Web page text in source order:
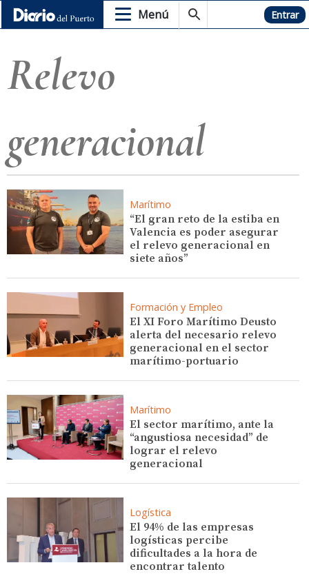
Menú Hemeroteca Entrar
Relevo
generacional
Marítimo
“El gran reto de la estiba en
Valencia es poder asegurar
el relevo generacional en
siete años”
Formación y Empleo
El XI Foro Marítimo Deusto
alerta del necesario relevo
generacional en el sector
marítimo-portuario
Marítimo
El sector marítimo, ante la
“angustiosa necesidad” de
lograr el relevo
generacional
Logística
El 94% de las empresas
logísticas percibe
dificultades a la hora de
encontrar talento